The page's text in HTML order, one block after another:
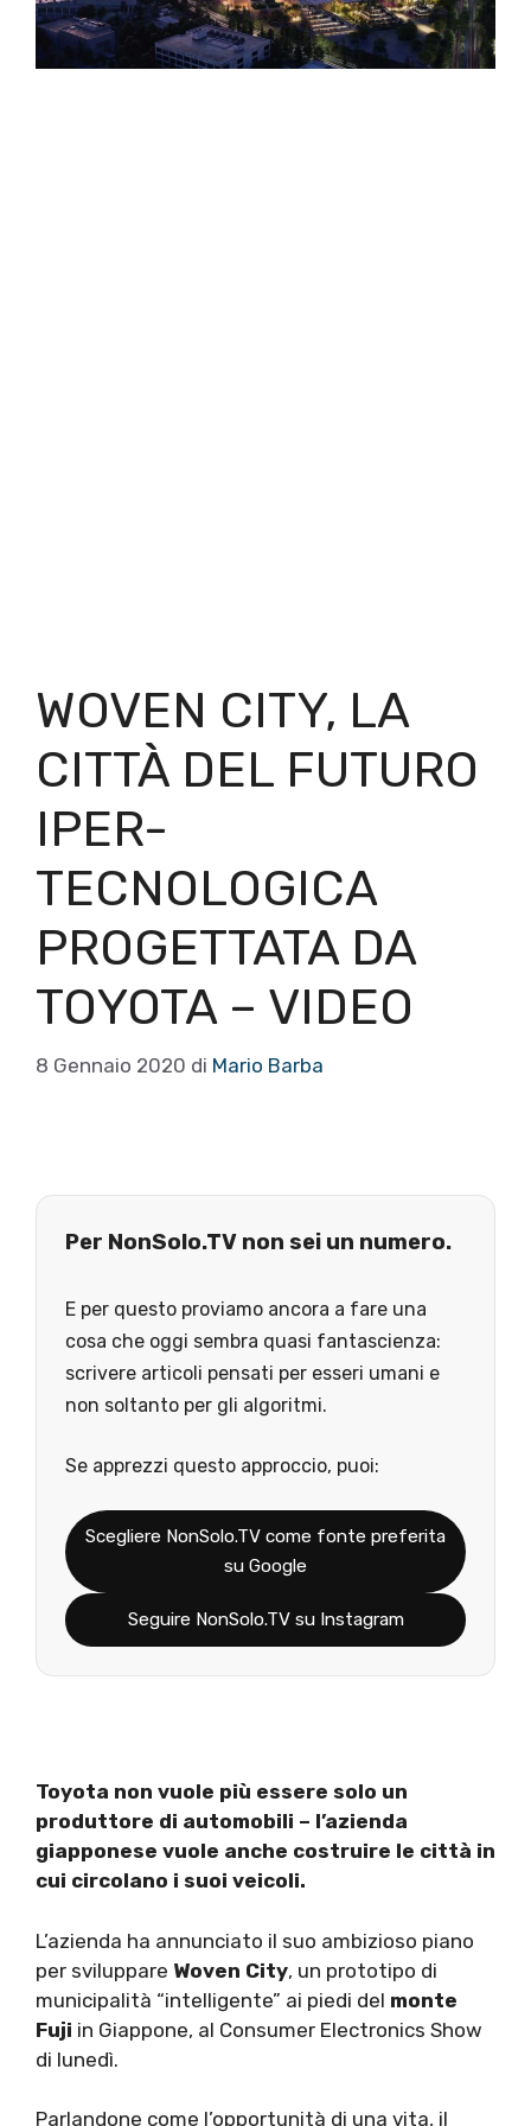
WOVEN CITY, LA
CITTÀ DEL FUTURO
IPER-
TECNOLOGICA
PROGETTATA DA
TOYOTA – VIDEO
8 Gennaio 2020 di Mario Barba
Per NonSolo.TV non sei un numero.
E per questo proviamo ancora a fare una
cosa che oggi sembra quasi fantascienza:
scrivere articoli pensati per esseri umani e
non soltanto per gli algoritmi.
Se apprezzi questo approccio, puoi:
Scegliere NonSolo.TV come fonte preferita
su Google
Seguire NonSolo.TV su Instagram
Toyota non vuole più essere solo un
produttore di automobili – l’azienda
giapponese vuole anche costruire le città in
cui circolano i suoi veicoli.
L’azienda ha annunciato il suo ambizioso piano
per sviluppare Woven City, un prototipo di
municipalità “intelligente” ai piedi del monte
Fuji in Giappone, al Consumer Electronics Show
di lunedì.
Parlandone come l’opportunità di una vita, il